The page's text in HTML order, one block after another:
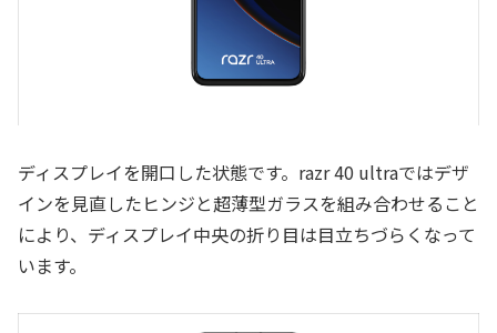
ディスプレイを開口した状態です。razr 40 ultraではデザ
インを見直したヒンジと超薄型ガラスを組み合わせること
により、ディスプレイ中央の折り目は目立ちづらくなって
います。